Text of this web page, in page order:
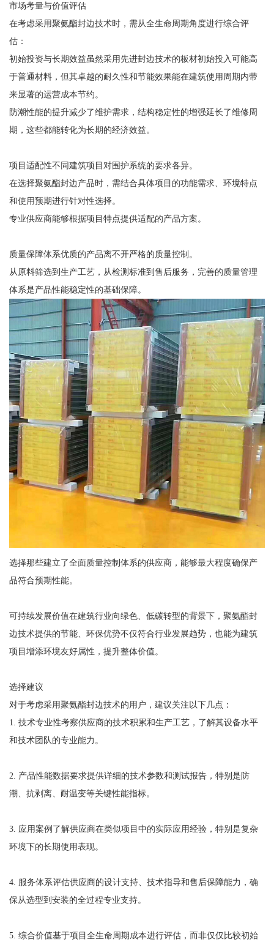
市场考量与价值评估
在考虑采用聚氨酯封边技术时，需从全生命周期角度进行综合评
估：
初始投资与长期效益虽然采用先进封边技术的板材初始投入可能高
于普通材料，但其卓越的耐久性和节能效果能在建筑使用周期内带
来显著的运营成本节约。
防潮性能的提升减少了维护需求，结构稳定性的增强延长了维修周
期，这些都能转化为长期的经济效益。
项目适配性不同建筑项目对围护系统的要求各异。
在选择聚氨酯封边产品时，需结合具体项目的功能需求、环境特点
和使用预期进行针对性选择。
专业供应商能够根据项目特点提供适配的产品方案。
质量保障体系优质的产品离不开严格的质量控制。
从原料筛选到生产工艺，从检测标准到售后服务，完善的质量管理
体系是产品性能稳定性的基础保障。
选择那些建立了全面质量控制体系的供应商，能够最大程度确保产
品符合预期性能。
可持续发展价值在建筑行业向绿色、低碳转型的背景下，聚氨酯封
边技术提供的节能、环保优势不仅符合行业发展趋势，也能为建筑
项目增添环境友好属性，提升整体价值。
选择建议
对于考虑采用聚氨酯封边技术的用户，建议关注以下几点：
1. 技术专业性考察供应商的技术积累和生产工艺，了解其设备水平
和技术团队的专业能力。
2. 产品性能数据要求提供详细的技术参数和测试报告，特别是防
潮、抗剥离、耐温变等关键性能指标。
3. 应用案例了解供应商在类似项目中的实际应用经验，特别是复杂
环境下的长期使用表现。
4. 服务体系评估供应商的设计支持、技术指导和售后保障能力，确
保从选型到安装的全过程专业支持。
5. 综合价值基于项目全生命周期成本进行评估，而非仅仅比较初始